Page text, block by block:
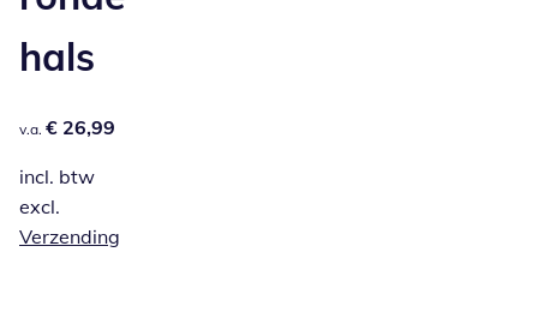
hals
€ 26,99
v.a. € 26,99
incl. btw
excl.
Verzending